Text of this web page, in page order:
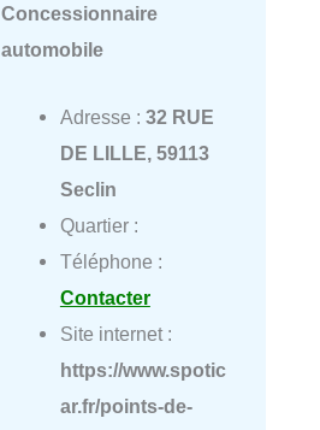
Concessionnaire
automobile
Adresse : 32 RUE
DE LILLE, 59113
Seclin
Quartier :
Téléphone :
Contacter
Site internet :
https://www.spotic
ar.fr/points-de-